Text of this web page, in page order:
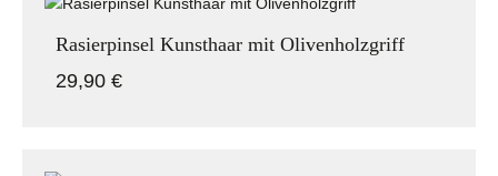
Rasierpinsel Kunsthaar mit Olivenholzgriff
Regulärer Preis:
29,90 €